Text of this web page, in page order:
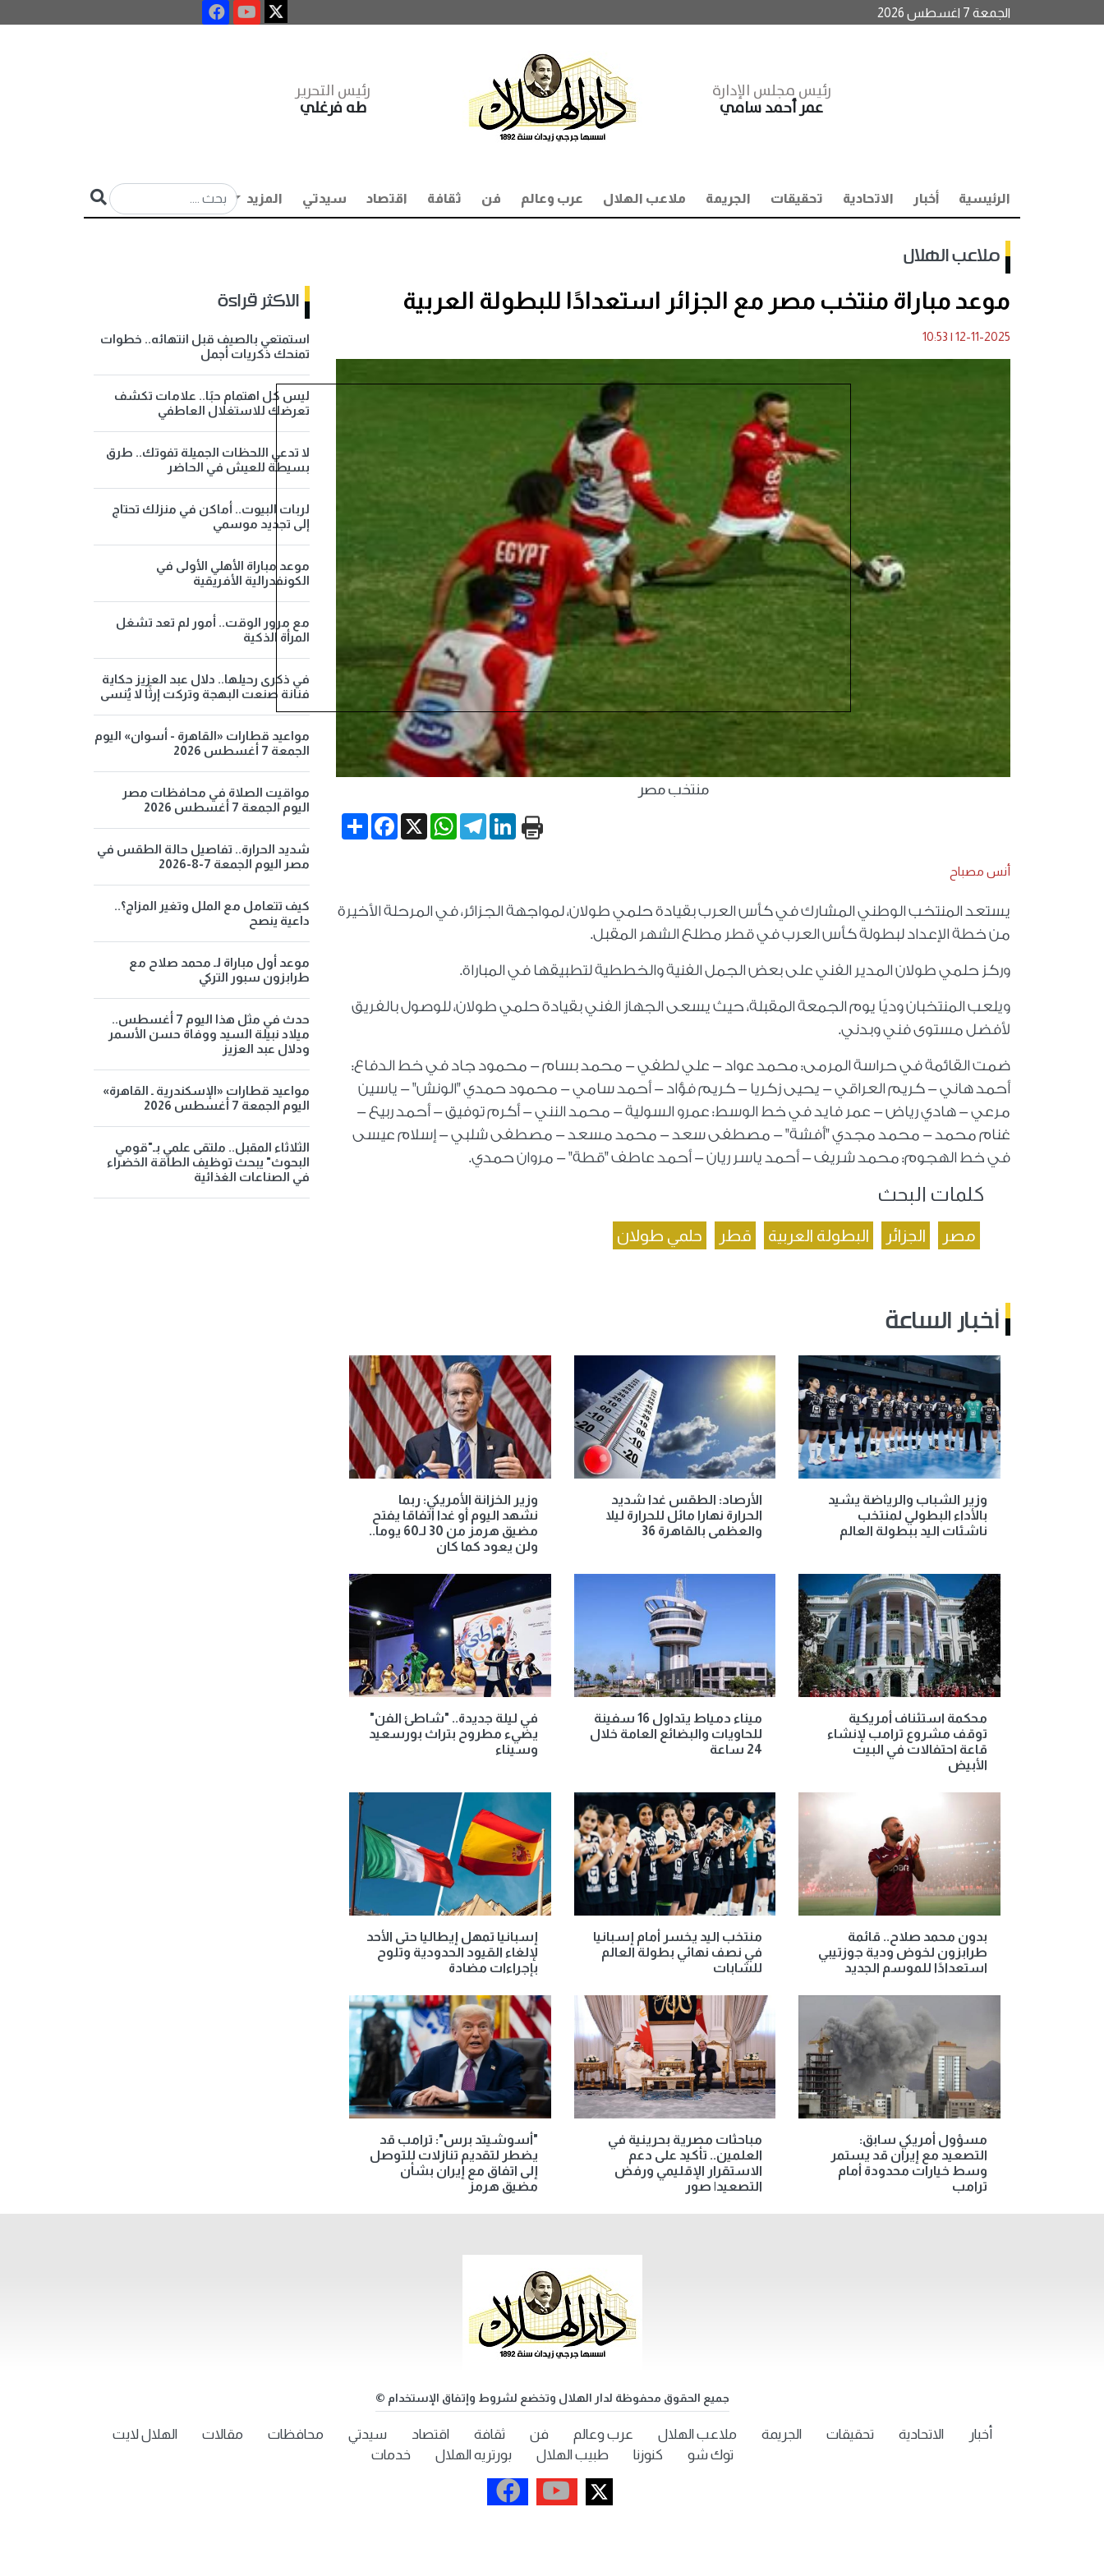
الجمعة 7 اغسطس 2026
رئيس مجلس الإدارة
عمر أحمد سامي
رئيس التحرير
طه فرغلي
الرئيسية أخبار الاتحادية تحقيقات الجريمة ملاعب الهلال عرب وعالم فن ثقافة اقتصاد سيدتي المزيد
ملاعب الهلال
موعد مباراة منتخب مصر مع الجزائر استعدادًا للبطولة العربية
12-11-2025
|
10:53
منتخب مصر
Share
Facebook X
WhatsApp
TelegramLinkedIn
أنس مصباح
يستعد المنتخب الوطني المشارك في كأس العرب بقيادة حلمي طولان، لمواجهة الجزائر، في المرحلة الأخيرة
من خطة الإعداد لبطولة كأس العرب في قطر مطلع الشهر المقبل.
وركز حلمي طولان المدير الفني على بعض الجمل الفنية والخططية لتطبيقها في المباراة.
ويلعب المنتخبان وديًا يوم الجمعة المقبلة، حيث يسعى الجهاز الفني بقيادة حلمي طولان، للوصول بالفريق
لأفضل مستوى فني وبدني.
ضمت القائمة في حراسة المرمى: محمد عواد - علي لطفي - محمد بسام - محمود جاد في خط الدفاع:
أحمد هاني - كريم العراقي - يحيى زكريا - كريم فؤاد - أحمد سامي - محمود حمدي "الونش" - ياسين
مرعي - هادي رياض - عمر فايد في خط الوسط: عمرو السولية - محمد النني - أكرم توفيق - أحمد ربيع -
غنام محمد - محمد مجدي "أفشة" - مصطفى سعد - محمد مسعد - مصطفى شلبي - إسلام عيسى
في خط الهجوم: محمد شريف - أحمد ياسر ريان - أحمد عاطف "قطة" - مروان حمدي.
كلمات البحث
مصر الجزائر البطولة العربية قطر حلمي طولان
أخبار الساعة
وزير الشباب والرياضة يشيد
بالأداء البطولي لمنتخب
ناشئات اليد ببطولة العالم
الأرصاد: الطقس غدا شديد
الحرارة نهارا مائل للحرارة ليلا
والعظمى بالقاهرة 36
وزير الخزانة الأمريكي: ربما
نشهد اليوم أو غدا اتفاقا يفتح
مضيق هرمز من 30 لـ60 يوما..
ولن يعود كما كان
محكمة استئناف أمريكية
توقف مشروع ترامب لإنشاء
قاعة احتفالات في البيت
الأبيض
ميناء دمياط يتداول 16 سفينة
للحاويات والبضائع العامة خلال
24 ساعة
في ليلة جديدة.. "شاطئ الفن"
يضيء مطروح بتراث بورسعيد
وسيناء
بدون محمد صلاح.. قائمة
طرابزون لخوض ودية جوزتيبي
استعدادًا للموسم الجديد
منتخب اليد يخسر أمام إسبانيا
في نصف نهائي بطولة العالم
للشابات
إسبانيا تمهل إيطاليا حتى الأحد
لإلغاء القيود الحدودية وتلوح
بإجراءات مضادة
مسؤول أمريكي سابق:
التصعيد مع إيران قد يستمر
وسط خيارات محدودة أمام
ترامب
مباحثات مصرية بحرينية في
العلمين.. تأكيد على دعم
الاستقرار الإقليمي ورفض
التصعيد| صور
"أسوشيتد برس": ترامب قد
يضطر لتقديم تنازلات للتوصل
إلى اتفاق مع إيران بشأن
مضيق هرمز
الاكثر قراءة
استمتعي بالصيف قبل انتهائه.. خطوات
تمنحك ذكريات أجمل
ليس كل اهتمام حبًا.. علامات تكشف
تعرضك للاستغلال العاطفي
لا تدعي اللحظات الجميلة تفوتك.. طرق
بسيطة للعيش في الحاضر
لربات البيوت.. أماكن في منزلك تحتاج
إلى تجديد موسمي
موعد مباراة الأهلي الأولى في
الكونفدرالية الأفريقية
مع مرور الوقت.. أمور لم تعد تشغل
المرأة الذكية
في ذكرى رحيلها.. دلال عبد العزيز حكاية
فنانة صنعت البهجة وتركت إرثًا لا يُنسى
مواعيد قطارات «القاهرة - أسوان» اليوم
الجمعة 7 أغسطس 2026
مواقيت الصلاة في محافظات مصر
اليوم الجمعة 7 أغسطس 2026
شديد الحرارة.. تفاصيل حالة الطقس في
مصر اليوم الجمعة 7-8-2026
كيف تتعامل مع الملل وتغير المزاج؟..
داعية ينصح
موعد أول مباراة لـ محمد صلاح مع
طرابزون سبور التركي
حدث في مثل هذا اليوم 7 أغسطس..
ميلاد نبيلة السيد ووفاة حسن الأسمر
ودلال عبد العزيز
مواعيد قطارات «الإسكندرية ـ القاهرة»
اليوم الجمعة 7 أغسطس 2026
الثلاثاء المقبل.. ملتقى علمي بـ"قومي
البحوث" يبحث توظيف الطاقة الخضراء
في الصناعات الغذائية
جميع الحقوق محفوظة لدار الهلال وتخضع لشروط وإتفاق الإستخدام ©
أخبار الاتحادية تحقيقات الجريمة ملاعب الهلال عرب وعالم فن ثقافة اقتصاد سيدتي محافظات مقالات
الهلال لايت
توك شو
كنوزنا طبيب الهلال بورتريه الهلال خدمات